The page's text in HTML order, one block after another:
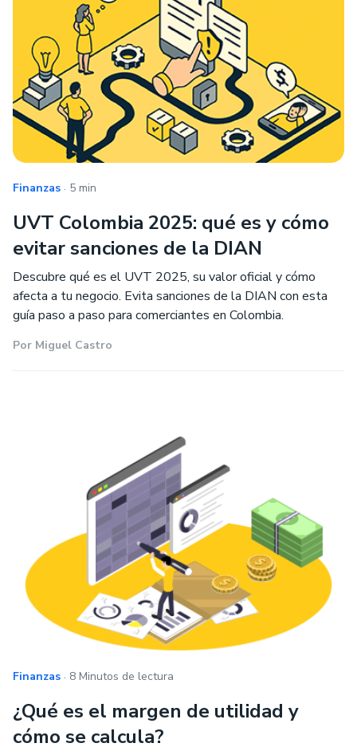
Finanzas . 5 min
UVT Colombia 2025: qué es y cómo
evitar sanciones de la DIAN
Descubre qué es el UVT 2025, su valor oficial y cómo
afecta a tu negocio. Evita sanciones de la DIAN con esta
guía paso a paso para comerciantes en Colombia.
Por Miguel Castro
Finanzas . 8 Minutos de lectura
¿Qué es el margen de utilidad y
cómo se calcula?